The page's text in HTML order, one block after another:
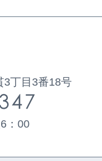
3丁目3番18号
：00